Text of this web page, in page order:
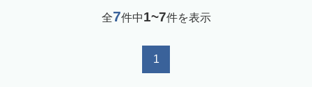
全7件中1~7件を表示
1